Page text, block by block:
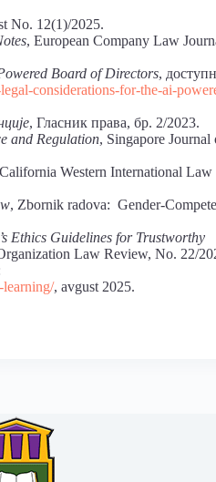
No. 12(1)/2025.
, European Company Law
Board of Directors,
considerations-for-the-ai-
, Гласник права, бр. 2/2023.
and Regulation, Singapore Journal
Western International Law
, Zbornik radova: Gender-
Ethics Guidelines for Trustworthy
Law Review, No. 22/
learning/, avgust 2025.